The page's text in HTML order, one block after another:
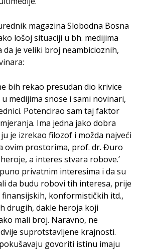
magazina Slobodna Bosna
lošoj situaciji u bh. medijima
je veliki broj neambicioznih,
bih rekao presudan dio krivice
medijima snose i sami novinari,
Potencirao sam taj faktor
Ima jedna jako dobra
je izrekao filozof i možda najveći
ovim prostorima, prof. dr. Đuro
a interes stvara robove.’
privatnim interesima i da su
da budu robovi tih interesa, prije
konformističkih itd.,
drugih, dakle heroja koji
mali broj. Naravno, ne
suprotstavljene krajnosti.
govoriti istinu imaju